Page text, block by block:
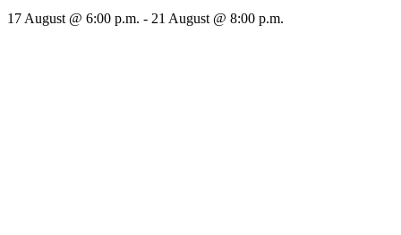
17 August @ 6:00 p.m. - 21 August @ 8:00 p.m.